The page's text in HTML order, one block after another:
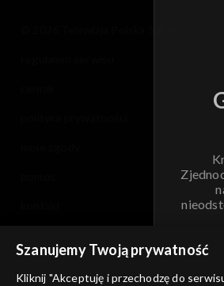
Szanujemy Twoją prywatność
Kliknij "Akceptuję i przechodzę do